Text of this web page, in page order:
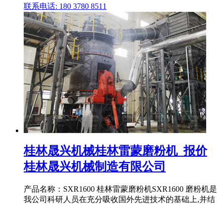
联系电话: 180 3780 8511
桂林晟兴机械桂林雷蒙磨粉机_报价
桂林晟兴机械制造有限公司
产品名称：SXR1600 桂林雷蒙磨粉机SXR1600 磨粉机是
我公司科研人员在充分吸收国外先进技术的基础上,并结